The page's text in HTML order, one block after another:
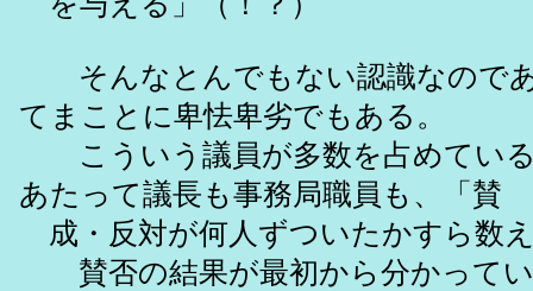
そんなとんでもない認識なので
てまことに卑怯卑劣でもある。
こういう議員が多数を占めてい
あたって議長も事務局職員も、「賛
成・反対が何人ずついたかすら数
賛否の結果が最初から分かって